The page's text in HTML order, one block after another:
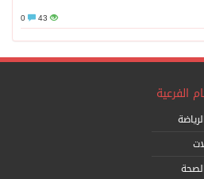
43
الفرعية